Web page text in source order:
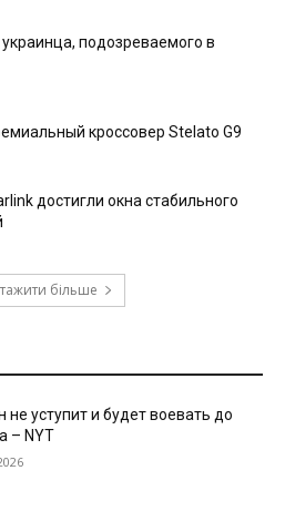
подозреваемого в
кроссовер Stelato G9
достигли окна стабильного
більше
не уступит и будет воевать до
– NYT